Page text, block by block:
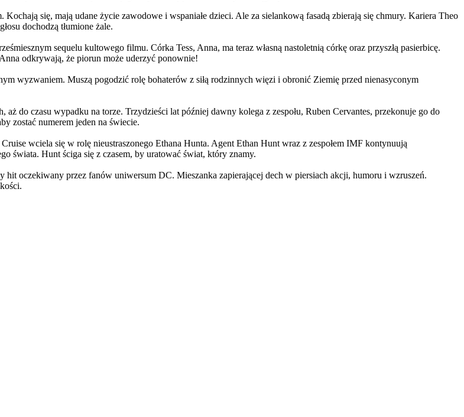
się, mają udane życie zawodowe i wspaniałe dzieci. Ale za sielankową fasadą zbierają się chmury. Kariera Theo
dochodzą tłumione żale.
sequelu kultowego filmu. Córka Tess, Anna, ma teraz własną nastoletnią córkę oraz przyszłą pasierbicę.
odkrywają, że piorun może uderzyć ponownie!
wyzwaniem. Muszą pogodzić rolę bohaterów z siłą rodzinnych więzi i obronić Ziemię przed nienasyconym
do czasu wypadku na torze. Trzydzieści lat później dawny kolega z zespołu, Ruben Cervantes, przekonuje go do
zostać numerem jeden na świecie.
wciela się w rolę nieustraszonego Ethana Hunta. Agent Ethan Hunt wraz z zespołem IMF kontynuują
świata. Hunt ściga się z czasem, by uratować świat, który znamy.
oczekiwany przez fanów uniwersum DC. Mieszanka zapierającej dech w piersiach akcji, humoru i wzruszeń.